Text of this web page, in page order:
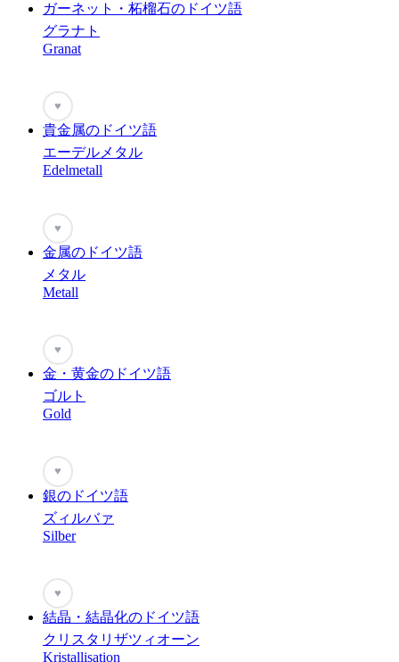
ガーネット・柘榴石のドイツ語
グラナト
Granat
♥
貴金属のドイツ語
エーデルメタル
Edelmetall
♥
金属のドイツ語
メタル
Metall
♥
金・黄金のドイツ語
ゴルト
Gold
♥
銀のドイツ語
ズィルバァ
Silber
♥
結晶・結晶化のドイツ語
クリスタリザツィオーン
Kristallisation